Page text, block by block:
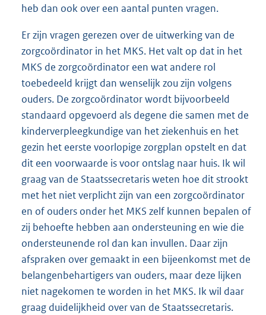
heb dan ook over een aantal punten vragen.
Er zijn vragen gerezen over de uitwerking van de
zorgcoördinator in het MKS. Het valt op dat in het
MKS de zorgcoördinator een wat andere rol
toebedeeld krijgt dan wenselijk zou zijn volgens
ouders. De zorgcoördinator wordt bijvoorbeeld
standaard opgevoerd als degene die samen met de
kinderverpleegkundige van het ziekenhuis en het
gezin het eerste voorlopige zorgplan opstelt en dat
dit een voorwaarde is voor ontslag naar huis. Ik wil
graag van de Staatssecretaris weten hoe dit strookt
met het niet verplicht zijn van een zorgcoördinator
en of ouders onder het MKS zelf kunnen bepalen of
zij behoefte hebben aan ondersteuning en wie die
ondersteunende rol dan kan invullen. Daar zijn
afspraken over gemaakt in een bijeenkomst met de
belangenbehartigers van ouders, maar deze lijken
niet nagekomen te worden in het MKS. Ik wil daar
graag duidelijkheid over van de Staatssecretaris.